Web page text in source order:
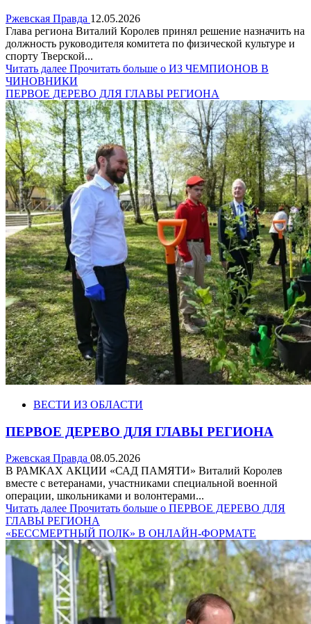
Ржевская Правда 12.05.2026
Глава региона Виталий Королев принял решение назначить на
должность руководителя комитета по физической культуре и
спорту Тверской...
Читать далее Прочитать больше о ИЗ ЧЕМПИОНОВ В
ЧИНОВНИКИ
ПЕРВОЕ ДЕРЕВО ДЛЯ ГЛАВЫ РЕГИОНА
ВЕСТИ ИЗ ОБЛАСТИ
ПЕРВОЕ ДЕРЕВО ДЛЯ ГЛАВЫ РЕГИОНА
Ржевская Правда 08.05.2026
В РАМКАХ АКЦИИ «САД ПАМЯТИ» Виталий Королев
вместе с ветеранами, участниками специальной военной
операции, школьниками и волонтерами...
Читать далее Прочитать больше о ПЕРВОЕ ДЕРЕВО ДЛЯ
ГЛАВЫ РЕГИОНА
«БЕССМЕРТНЫЙ ПОЛК» В ОНЛАЙН-ФОРМАТЕ